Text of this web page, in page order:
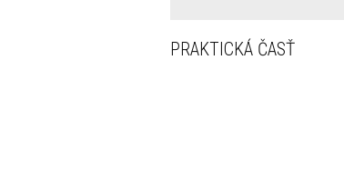
PRAKTICKÁ ČASŤ